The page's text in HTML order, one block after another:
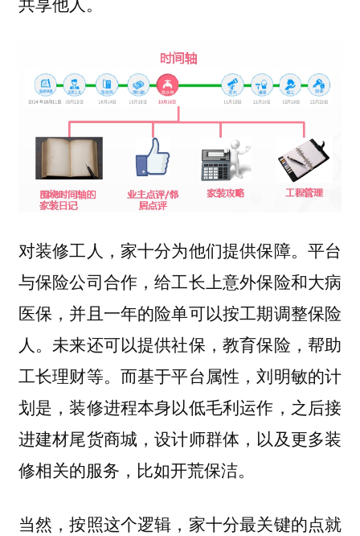
对装修工人，家十分为他们提供保障。平台
与保险公司合作，给工长上意外保险和大病
医保，并且一年的险单可以按工期调整保险
人。未来还可以提供社保，教育保险，帮助
工长理财等。而基于平台属性，刘明敏的计
划是，装修进程本身以低毛利运作，之后接
进建材尾货商城，设计师群体，以及更多装
修相关的服务，比如开荒保洁。
当然，按照这个逻辑，家十分最关键的点就